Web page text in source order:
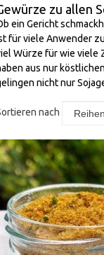
zu allen
ein Gericht
für viele Anwender
Würze für wie viele
aus nur
nicht nur
nach